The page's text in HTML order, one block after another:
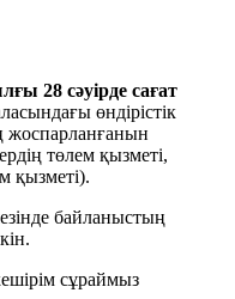
28 сәуірде сағат
өндірістік
жоспарланғанын
төлем қызметі,
қызметі).
байланыстың
сұраймыз